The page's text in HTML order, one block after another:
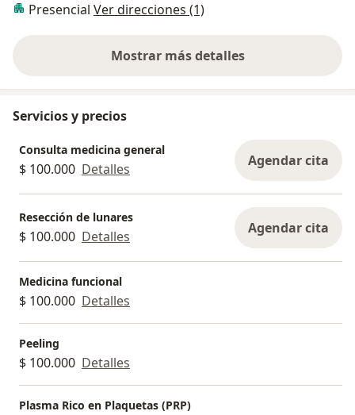
Presencial Ver direcciones (1)
Mostrar más detalles
sobre la experiencia
Servicios y precios
Consulta medicina general
$ 100.000 Detalles Agendar cita
Resección de lunares
$ 100.000 Detalles Agendar cita
Medicina funcional
$ 100.000 Detalles
Peeling
$ 100.000 Detalles
Plasma Rico en Plaquetas (PRP)